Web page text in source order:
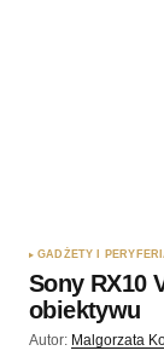
GADŻETY I
Sony RX10
obiektywu
Autor: Malgorzata